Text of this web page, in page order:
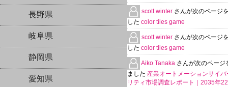
長野県
岐阜県
静岡県
愛知県
scott winter さんが次のページ
した color tiles game
scott winter さんが次のページ
した color tiles game
Aiko Tanaka さんが次のページ
ました 産業オートメーションサイ
リティ市場調査レポート｜2035年